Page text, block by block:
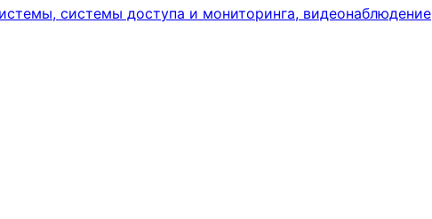
системы доступа и мониторинга, видеонаблюдение